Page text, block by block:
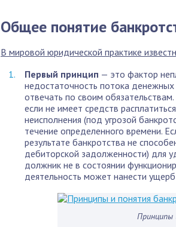
Общее понятие
В мировой юридической практике
Первый принцип — это фактор
недостаточность потока
отвечать по своим
если не имеет средств
неисполнения (под угрозой
течение определенного времени.
результате банкротства не
дебиторской задолженности) для
должник не в состоянии
деятельность может нанести
Принципы